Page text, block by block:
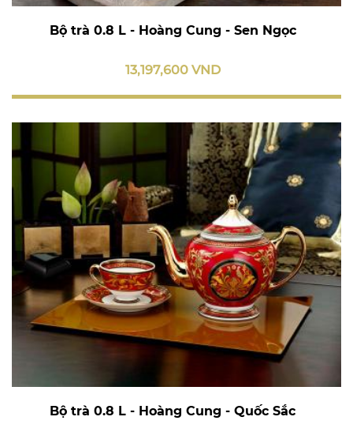
Bộ trà 0.8 L - Hoàng Cung - Sen Ngọc
13,197,600 VND
Bộ trà 0.8 L - Hoàng Cung - Quốc Sắc